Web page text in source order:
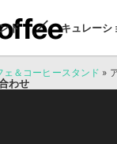
ド キュレーシ
わせ
ェ＆コーヒースタンド »